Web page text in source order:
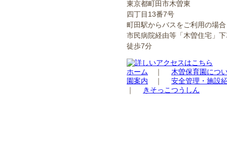
東京都町田市木曽東
四丁目13番7号
町田駅からバスをご利用の場合
市民病院経由等「木曽住宅」
徒歩7分
ホーム ｜ 木曽保育園につ
園案内 ｜ 安全管理・施設
｜
きそっこつうしん